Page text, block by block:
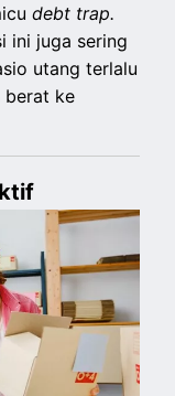
debt trap.
ini juga sering
utang terlalu
berat ke